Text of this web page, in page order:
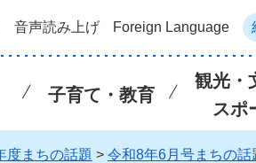
音声読み上げ Foreign Language
子育て・教育
観光・
スポ
度まちの話題 > 令和8年6月号まちの話